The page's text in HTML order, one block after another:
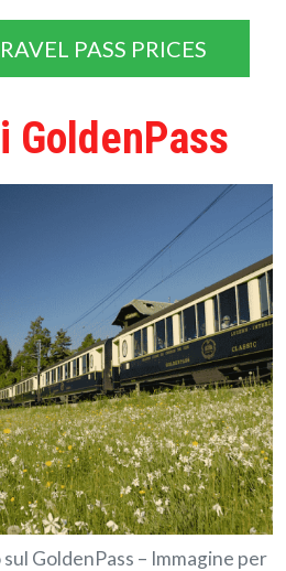
PASS PRICES
GoldenPass – Immagine per